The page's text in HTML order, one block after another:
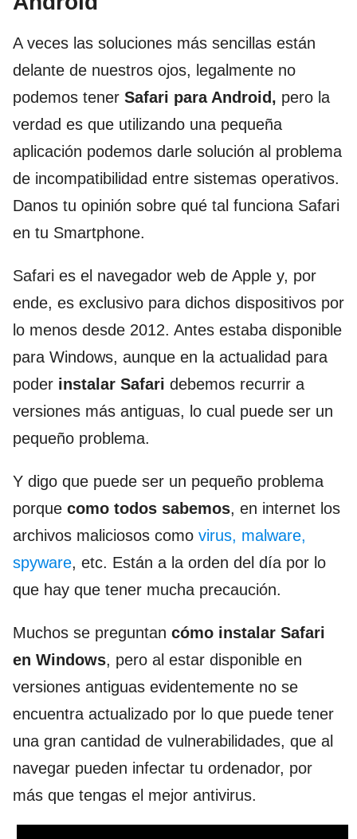
A veces las soluciones más sencillas están
delante de nuestros ojos, legalmente no
podemos tener Safari para Android, pero la
verdad es que utilizando una pequeña
aplicación podemos darle solución al problema
de incompatibilidad entre sistemas operativos.
Danos tu opinión sobre qué tal funciona Safari
en tu Smartphone.
Safari es el navegador web de Apple y, por
ende, es exclusivo para dichos dispositivos por
lo menos desde 2012. Antes estaba disponible
para Windows, aunque en la actualidad para
poder instalar Safari debemos recurrir a
versiones más antiguas, lo cual puede ser un
pequeño problema.
Y digo que puede ser un pequeño problema
porque como todos sabemos, en internet los
archivos maliciosos como virus, malware,
spyware, etc. Están a la orden del día por lo
que hay que tener mucha precaución.
Muchos se preguntan cómo instalar Safari
en Windows, pero al estar disponible en
versiones antiguas evidentemente no se
encuentra actualizado por lo que puede tener
una gran cantidad de vulnerabilidades, que al
navegar pueden infectar tu ordenador, por
más que tengas el mejor antivirus.